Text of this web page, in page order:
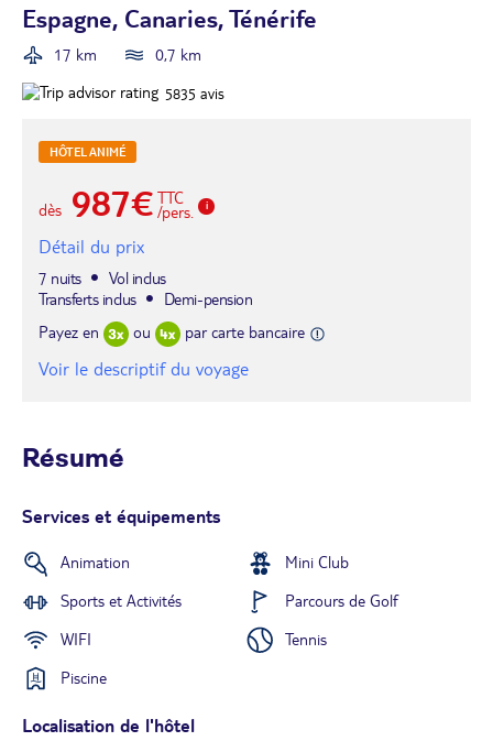
Espagne, Canaries, Ténérife
17 km 0,7 km
5835 avis
HÔTEL ANIMÉ
dès 987€ TTC
/pers.
Détail du prix
7 nuits
Vol inclus
Transferts inclus
Demi-pension
Payez en
ou par carte bancaire
Voir le descriptif du voyage
Résumé
Services et équipements
Animation
Mini Club
Sports et Activités
Parcours de Golf
WIFI
Tennis
Piscine
Localisation de l'hôtel